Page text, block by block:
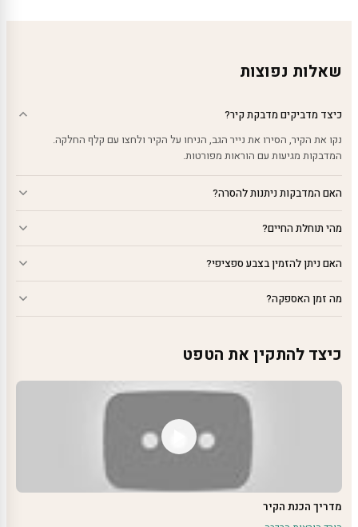
שאלות נפוצות
כיצד מדביקים מדבקת קיר?
נקו את הקיר, הסירו את נייר הגב, הניחו על הקיר ולחצו עם קלף החלקה.
המדבקות מגיעות עם הוראות מפורטות.
האם המדבקות ניתנות להסרה?
מהי תוחלת החיים?
האם ניתן להזמין בצבע ספציפי?
מה זמן האספקה?
כיצד להתקין את הטפט
מדריך הכנת הקיר